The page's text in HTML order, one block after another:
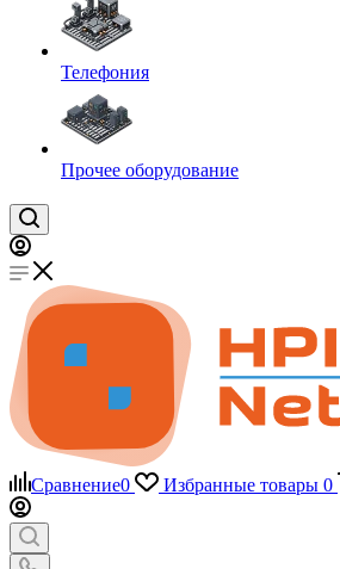
Телефония
Прочее оборудование
Сравнение0 Избранные товары 0